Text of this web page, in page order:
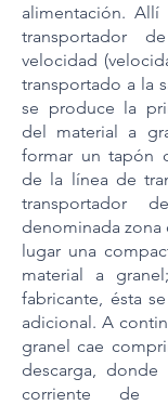
alimentación.
transportador
velocidad
transportado a la
se produce la
del material a
formar un tapón
de la línea de
transportador
denominada zona
lugar una
material a
fabricante, ésta
adicional. A
granel cae
descarga,
corriente de